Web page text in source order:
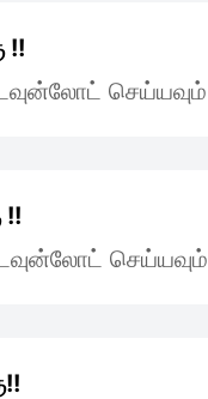
!!
செய்யவும்
!!
செய்யவும்